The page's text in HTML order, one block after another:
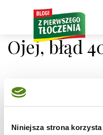
Niniejsza strona
Ojej, błąd
Niestety nie
odnaleźć